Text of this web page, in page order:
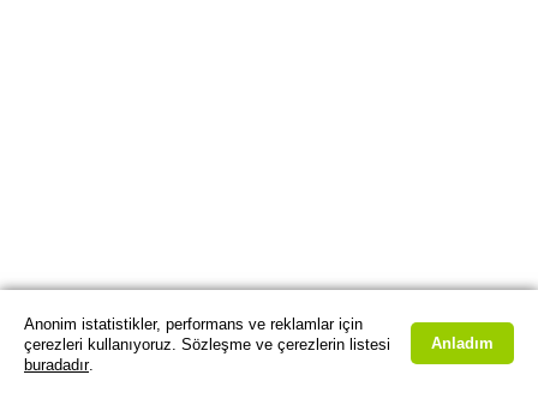
Anonim istatistikler, performans ve reklamlar için
çerezleri kullanıyoruz. Sözleşme ve çerezlerin listesi
buradadır.
Anladım